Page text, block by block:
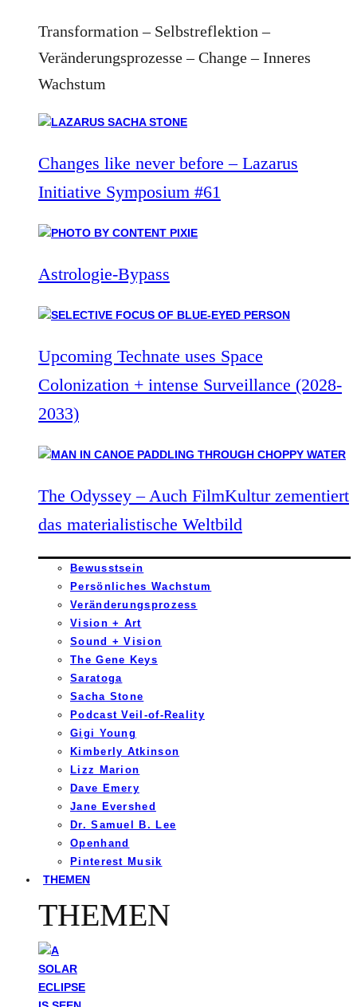
Transformation – Selbstreflektion –
Veränderungsprozesse – Change – Inneres
Wachstum
Changes like never before – Lazarus
Initiative Symposium #61
Astrologie-Bypass
Upcoming Technate uses Space
Colonization + intense Surveillance (2028-
2033)
The Odyssey – Auch FilmKultur zementiert
das materialistische Weltbild
Bewusstsein
Persönliches Wachstum
Veränderungsprozess
Vision + Art
Sound + Vision
The Gene Keys
Saratoga
Sacha Stone
Podcast Veil-of-Reality
Gigi Young
Kimberly Atkinson
Lizz Marion
Dave Emery
Jane Evershed
Dr. Samuel B. Lee
Openhand
Pinterest Musik
THEMEN
THEMEN